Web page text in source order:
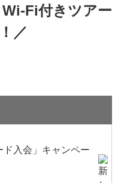
Fi付きツアー
ド入会」キャンペー